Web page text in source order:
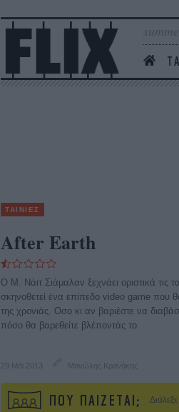
ΤΑΙΝΙΕΣ
After Earth
O M. Νάιτ Σιάμαλαν ξεχνάει οριστικά τις
σκηνοθετεί ένα επίπεδο video game που
της χρονιάς. Οσο κι αν βαριέστε να
πόσο θα βαρεθείτε βλέποντάς το.
29 Μάι 2013 Μανώλης Κρανάκης
ΠΟΥ ΠΑΙΖΕΤΑΙ;